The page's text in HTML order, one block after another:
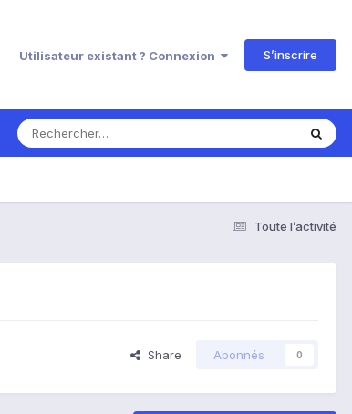
Utilisateur existant ? Connexion S’inscrire
Toute l’activité
Share Abonnés 0